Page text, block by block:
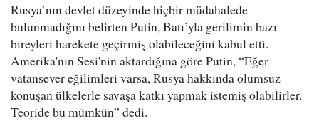
Rusya’nın devlet düzeyinde hiçbir müdahalede
bulunmadığını belirten Putin, Batı’yla gerilimin bazı
bireyleri harekete geçirmiş olabileceğini kabul etti.
Amerika'nın Sesi'nin aktardığına göre Putin, “Eğer
vatansever eğilimleri varsa, Rusya hakkında olumsuz
konuşan ülkelerle savaşa katkı yapmak istemiş olabilirler.
Teoride bu mümkün” dedi.